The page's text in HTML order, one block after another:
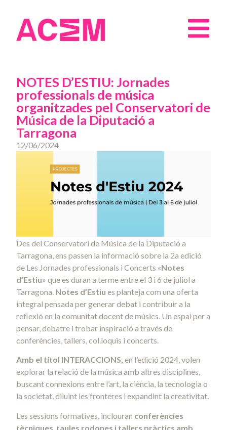
NOTES D’ESTIU: Jornades
professionals de música
organitzades pel Conservatori de
Música de la Diputació a
Tarragona
12/06/2024
Des del Conservatori de Música de la Diputació a
Tarragona, ens passen la informació sobre la 2a edició
de Les Jornades professionals i Concerts «Notes
d’Estiu» que es duran a terme entre el 3 i 6 de juliol a
Tarragona. Notes d’Estiu es planteja com una oferta
integral pensada per generar debat i contribuir a la
reflexió en la comunitat docent de músics. Un espai per a
pensar, debatre i trobar inspiració a través de
conferències, tallers, col.loquis i concerts.
Amb el títol INTERACCIONS, en l’edició 2024, volen
explorar la relació de la música amb altres disciplines,
buscant connexions entre l’art, la ciència, la tecnologia o
la societat, diluint les fronteres i expandint la creativitat.
Les sessions formatives, inclouran conferències
tècniques taules rodones i tallers pràctics amb